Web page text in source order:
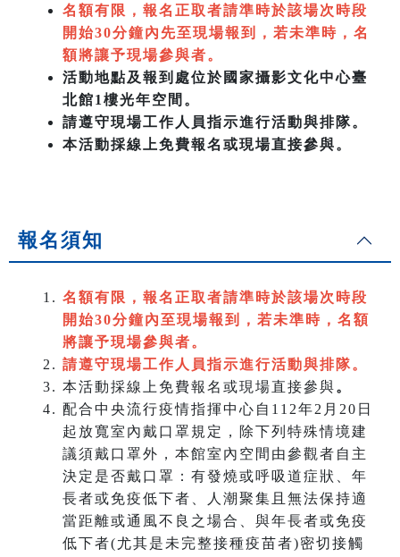
名額有限，報名正取者請準時於該場次時段
開始30分鐘內先至現場報到，若未準時，名
額將讓予現場參與者。
活動地點及報到處位於國家攝影文化中心臺
北館1樓光年空間。
請遵守現場工作人員指示進行活動與排隊。
本活動採線上免費報名或現場直接參與。
報名須知
名額有限，報名正取者請準時於該場次時段
開始30分鐘內至現場報到，若未準時，名額
將讓予現場參與者。
請遵守現場工作人員指示進行活動與排隊。
本活動採線上免費報名或現場直接參與。
配合中央流行疫情指揮中心自112年2月20日
起放寬室內戴口罩規定，除下列特殊情境建
議須戴口罩外，本館室內空間由參觀者自主
決定是否戴口罩：有發燒或呼吸道症狀、年
長者或免疫低下者、人潮聚集且無法保持適
當距離或通風不良之場合、與年長者或免疫
低下者(尤其是未完整接種疫苗者)密切接觸